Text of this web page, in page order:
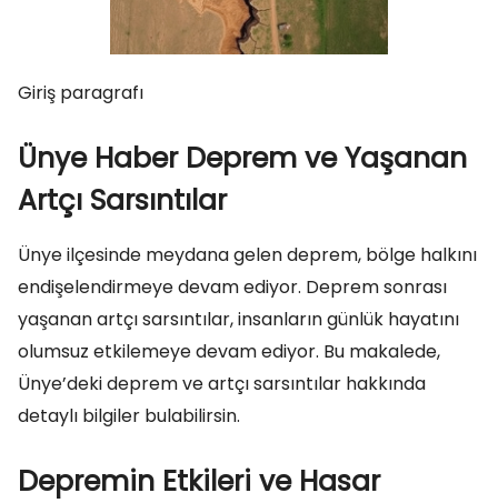
Giriş paragrafı
Ünye Haber Deprem ve Yaşanan
Artçı Sarsıntılar
Ünye ilçesinde meydana gelen deprem, bölge halkını
endişelendirmeye devam ediyor. Deprem sonrası
yaşanan artçı sarsıntılar, insanların günlük hayatını
olumsuz etkilemeye devam ediyor. Bu makalede,
Ünye’deki deprem ve artçı sarsıntılar hakkında
detaylı bilgiler bulabilirsin.
Depremin Etkileri ve Hasar